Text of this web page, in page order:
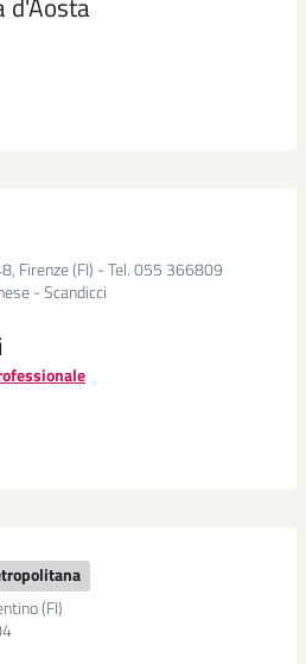
Firenze (FI) - Tel. 055 366809
- Scandicci
(FI)